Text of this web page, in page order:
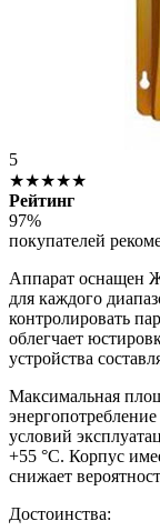
5
★★★★★
Рейтинг
97%
покупателей
Аппарат оснащен
для каждого
контролировать
облегчает
устройства
Максимальная
условий
+55 °C. Корпус
снижает
Достоинства: